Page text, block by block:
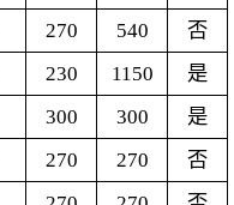
270 540
否
230 1150
是
300 300
是
270 270
否